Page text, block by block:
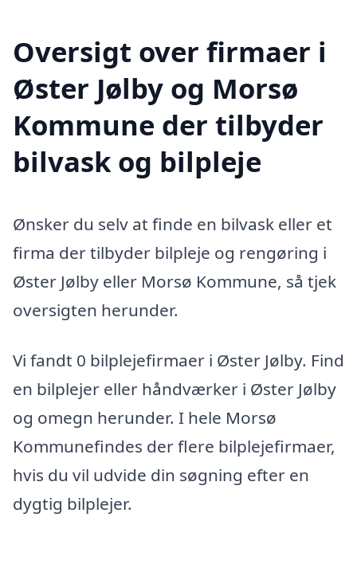
Oversigt over firmaer i
Øster Jølby og Morsø
Kommune der tilbyder
bilvask og bilpleje
Ønsker du selv at finde en bilvask eller et
firma der tilbyder bilpleje og rengøring i
Øster Jølby eller Morsø Kommune, så tjek
oversigten herunder.
Vi fandt 0 bilplejefirmaer i Øster Jølby. Find
en bilplejer eller håndværker i Øster Jølby
og omegn herunder. I hele Morsø
Kommunefindes der flere bilplejefirmaer,
hvis du vil udvide din søgning efter en
dygtig bilplejer.